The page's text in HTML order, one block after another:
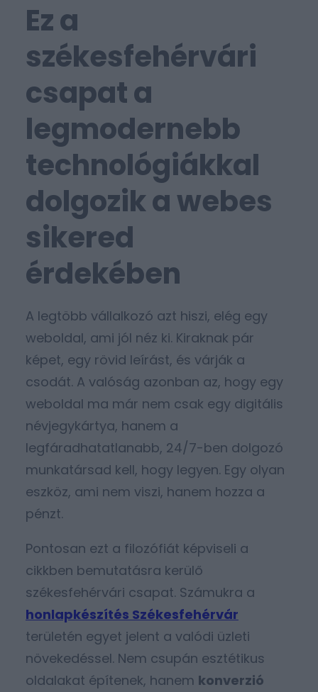
Ez a
székesfehérvári
csapat a
legmodernebb
technológiákkal
dolgozik a webes
sikered
érdekében
A legtöbb vállalkozó azt hiszi, elég egy
weboldal, ami jól néz ki. Kiraknak pár
képet, egy rövid leírást, és várják a
csodát. A valóság azonban az, hogy egy
weboldal ma már nem csak egy digitális
névjegykártya, hanem a
legfáradhatatlanabb, 24/7-ben dolgozó
munkatársad kell, hogy legyen. Egy olyan
eszköz, ami nem viszi, hanem hozza a
pénzt.
Pontosan ezt a filozófiát képviseli a
cikkben bemutatásra kerülő
székesfehérvári csapat. Számukra a
honlapkészítés Székesfehérvár
területén egyet jelent a valódi üzleti
növekedéssel. Nem csupán esztétikus
oldalakat építenek, hanem konverzió